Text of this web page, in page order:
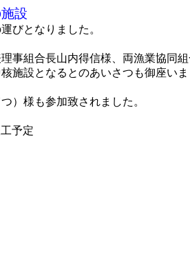
設
びとなりました。
組合長山内得信様、両漁業協同
施設となるとのあいさつも御座いま
様も参加致されました。
予定